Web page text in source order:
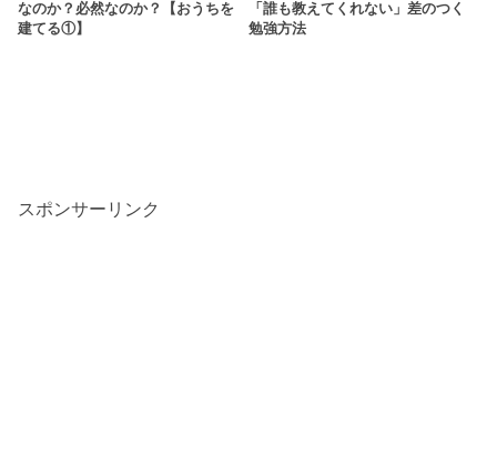
なのか？必然なのか？【おうちを
建てる①】
「誰も教えてくれない」差のつく
勉強方法
スポンサーリンク